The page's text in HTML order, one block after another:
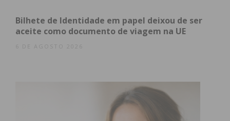
Eu li e concordo com ostermos e
Bilhete de Identidade em papel deixou de ser
aceite como documento de viagem na UE
6 DE AGOSTO 2026